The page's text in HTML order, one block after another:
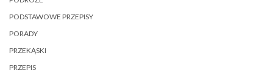
PODSTAWOWE PRZEPISY
PORADY
PRZEKĄSKI
PRZEPIS